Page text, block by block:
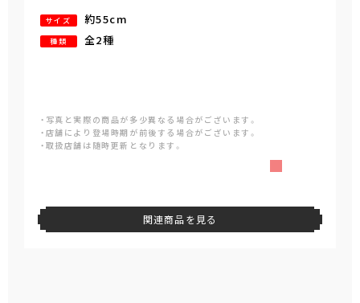
サイズ 約55cm
種類 全2種
・写真と実際の商品が多少異なる場合がございます。
・店舗により登場時期が前後する場合がございます。
・取扱店舗は随時更新となります。
関連商品を見る